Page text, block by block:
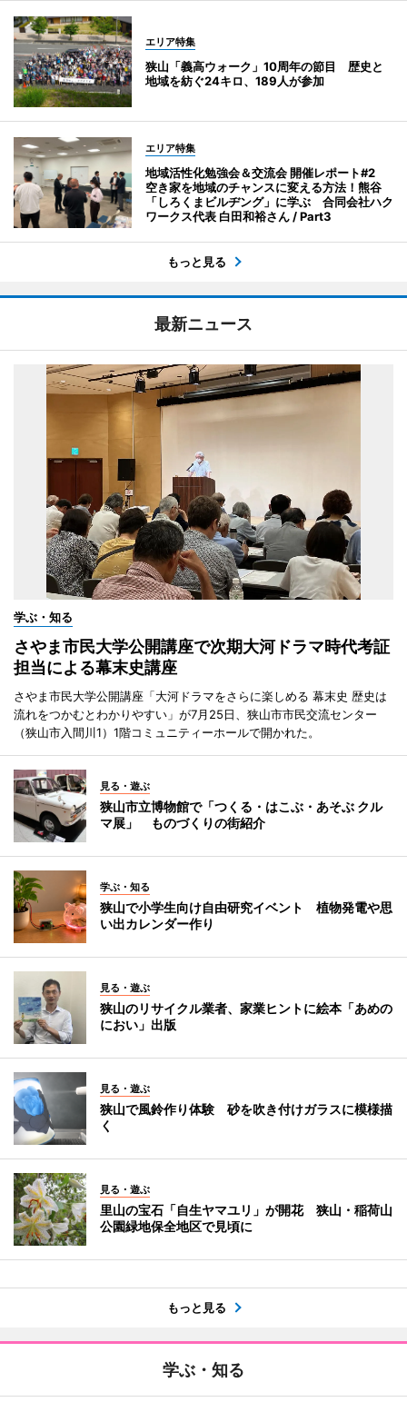
エリア特集
狭山「義高ウォーク」10周年の節目 歴史と
地域を紡ぐ24キロ、189人が参加
エリア特集
地域活性化勉強会＆交流会 開催レポート#2
空き家を地域のチャンスに変える方法！熊谷
「しろくまビルヂング」に学ぶ 合同会社ハク
ワークス代表 白田和裕さん / Part3
もっと見る
最新ニュース
学ぶ・知る
さやま市民大学公開講座で次期大河ドラマ時代考証
担当による幕末史講座
さやま市民大学公開講座「大河ドラマをさらに楽しめる 幕末史 歴史は
流れをつかむとわかりやすい」が7月25日、狭山市市民交流センター
（狭山市入間川1）1階コミュニティーホールで開かれた。
見る・遊ぶ
狭山市立博物館で「つくる・はこぶ・あそぶ クル
マ展」 ものづくりの街紹介
学ぶ・知る
狭山で小学生向け自由研究イベント 植物発電や思
い出カレンダー作り
見る・遊ぶ
狭山のリサイクル業者、家業ヒントに絵本「あめの
におい」出版
見る・遊ぶ
狭山で風鈴作り体験 砂を吹き付けガラスに模様描
く
見る・遊ぶ
里山の宝石「自生ヤマユリ」が開花 狭山・稲荷山
公園緑地保全地区で見頃に
もっと見る
学ぶ・知る